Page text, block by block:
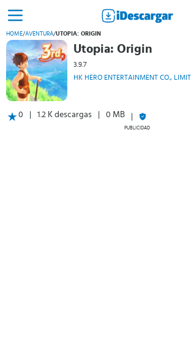
HOME/AVENTURA/UTOPIA: ORIGIN
Utopia: Origin
3.9.7
HK HERO ENTERTAINMENT CO.,
0 1.2 K descargas 0 MB
PUBLICIDAD